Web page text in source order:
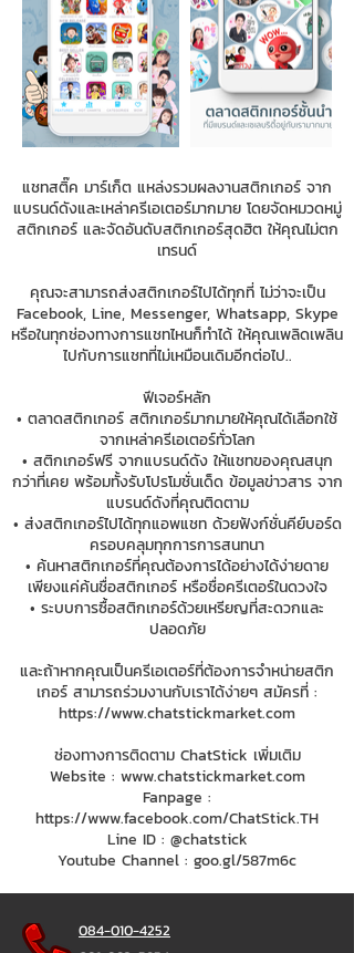
แชทสติ๊ค มาร์เก็ต แหล่งรวมผลงานสติกเกอร์ จาก
แบรนด์ดังและเหล่าครีเอเตอร์มากมาย โดยจัดหมวดหมู่
สติกเกอร์ และจัดอันดับสติกเกอร์สุดฮิต ให้คุณไม่ตก
เทรนด์
คุณจะสามารถส่งสติกเกอร์ไปได้ทุกที่ ไม่ว่าจะเป็น
Facebook, Line, Messenger, Whatsapp, Skype
หรือในทุกช่องทางการแชทไหนก็ทำได้ ให้คุณเพลิดเพลิน
ไปกับการแชทที่ไม่เหมือนเดิมอีกต่อไป..
ฟีเจอร์หลัก
• ตลาดสติกเกอร์ สติกเกอร์มากมายให้คุณได้เลือกใช้
จากเหล่าครีเอเตอร์ทั่วโลก
• สติกเกอร์ฟรี จากแบรนด์ดัง ให้แชทของคุณสนุก
กว่าที่เคย พร้อมทั้งรับโปรโมชั่นเด็ด ข้อมูลข่าวสาร จาก
แบรนด์ดังที่คุณติดตาม
• ส่งสติกเกอร์ไปได้ทุกแอพแชท ด้วยฟังก์ชั่นคีย์บอร์ด
ครอบคลุมทุกการการสนทนา
• ค้นหาสติกเกอร์ที่คุณต้องการได้อย่างได้ง่ายดาย
เพียงแค่ค้นชื่อสติกเกอร์ หรือชื่อครีเตอร์ในดวงใจ
• ระบบการซื้อสติกเกอร์ด้วยเหรียญที่สะดวกและ
ปลอดภัย
และถ้าหากคุณเป็นครีเอเตอร์ที่ต้องการจำหน่ายสติก
เกอร์ สามารถร่วมงานกับเราได้ง่ายๆ สมัครที่ :
https://www.chatstickmarket.com
ช่องทางการติดตาม ChatStick เพิ่มเติม
Website : www.chatstickmarket.com
Fanpage :
https://www.facebook.com/ChatStick.TH
Line ID : @chatstick
Youtube Channel : goo.gl/587m6c
084-010-4252